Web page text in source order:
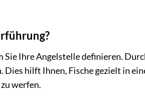
Ihre Angelstelle definieren.
hilft Ihnen, Fische gezielt in
werfen.